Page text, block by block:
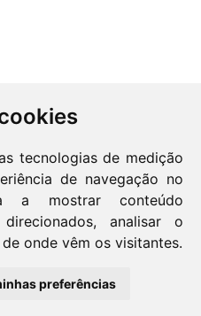
tecnologias de medição
de navegação no
a mostrar conteúdo
analisar o
onde vêm os visitantes.
preferências